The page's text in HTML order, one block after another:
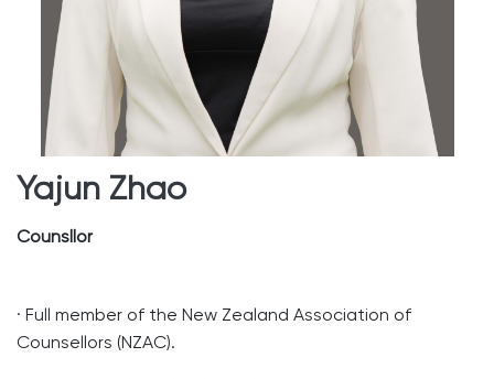
Yajun Zhao
Counsllor
· Full member of the New Zealand Association of
Counsellors (NZAC).